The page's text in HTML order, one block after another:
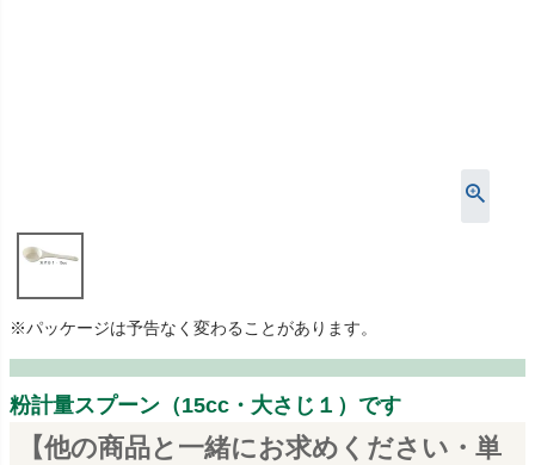
※パッケージは予告なく変わることがあります。
粉計量スプーン（15cc・大さじ１）です
【他の商品と一緒にお求めください・単